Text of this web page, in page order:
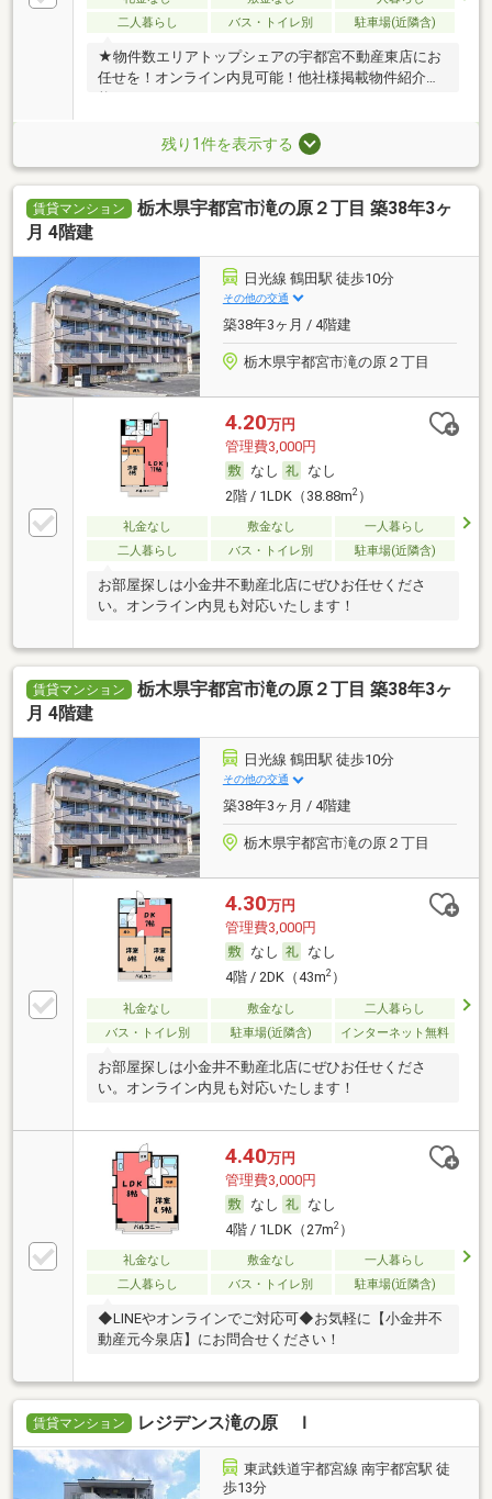
二人暮らし
バス・トイレ別 駐車場(近隣含)
★物件数エリアトップシェアの宇都宮不動産東店にお
任せを！オンライン内見可能！他社様掲載物件紹介可
残り1件を表示する
賃貸マンション
栃木県宇都宮市滝の原２丁目 築38年3ヶ
月 4階建
日光線 鶴田駅 徒歩10分
その他の交通
築38年3ヶ月 / 4階建
栃木県宇都宮市滝の原２丁目
4.20万円
管理費3,000円
なし
なし
2階 / 1LDK（38.88m2）
礼金なし 敷金なし
一人暮らし
二人暮らし
バス・トイレ別 駐車場(近隣含)
お部屋探しは小金井不動産北店にぜひお任せくださ
い。オンライン内見も対応いたします！
賃貸マンション
栃木県宇都宮市滝の原２丁目 築38年3ヶ
月 4階建
日光線 鶴田駅 徒歩10分
その他の交通
築38年3ヶ月 / 4階建
栃木県宇都宮市滝の原２丁目
4.30万円
管理費3,000円
なし
なし
4階 / 2DK（43m2）
礼金なし 敷金なし
二人暮らし
バス・トイレ別
駐車場(近隣含) インターネット無料
お部屋探しは小金井不動産北店にぜひお任せくださ
い。オンライン内見も対応いたします！
4.40万円
管理費3,000円
なし
なし
4階 / 1LDK（27m2）
礼金なし 敷金なし
一人暮らし
二人暮らし
バス・トイレ別 駐車場(近隣含)
◆LINEやオンラインでご対応可◆お気軽に【小金井不
動産元今泉店】にお問合せください！
賃貸マンション レジデンス滝の原 Ｉ
東武鉄道宇都宮線 南宇都宮駅 徒
歩13分